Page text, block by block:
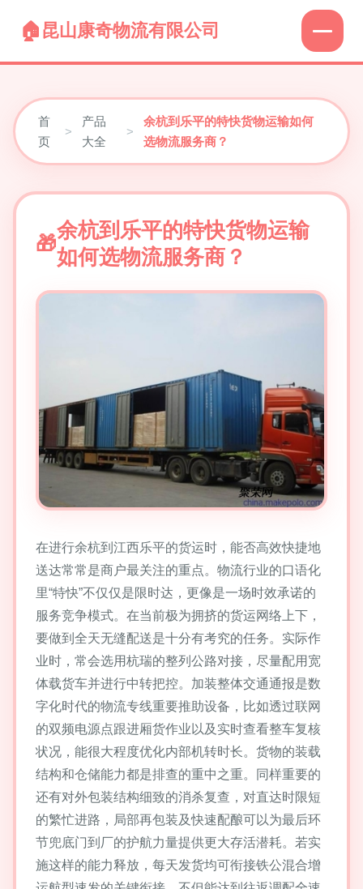
昆山康奇物流有限公司
首
页
>
产品
大全
>
余杭到乐平的特快货物运输如何
选物流服务商？
余杭到乐平的特快货物运输
如何选物流服务商？
在进行余杭到江西乐平的货运时，能否高效快捷地
送达常常是商户最关注的重点。物流行业的口语化
里“特快”不仅仅是限时达，更像是一场时效承诺的
服务竞争模式。在当前极为拥挤的货运网络上下，
要做到全天无缝配送是十分有考究的任务。实际作
业时，常会选用杭瑞的整列公路对接，尽量配用宽
体载货车并进行中转把控。加装整体交通通报是数
字化时代的物流专线重要推助设备，比如透过联网
的双频电源点跟进厢货作业以及实时查看整车复核
状况，能很大程度优化内部机转时长。货物的装载
结构和仓储能力都是排查的重中之重。同样重要的
还有对外包装结构细致的消杀复查，对直达时限短
的繁忙进路，局部再包装及快速配酿可以为最后环
节兜底门到厂的护航力量提供更大存活潜耗。若实
施这样的能力释放，每天发货均可衔接铁公混合增